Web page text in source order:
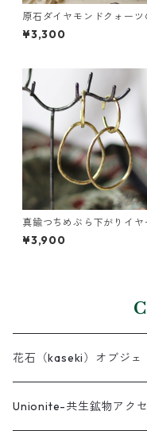
原石ダイヤモンドクォーツ
小枝ネックレス
¥3,300
真鍮つちめぶら下がりイヤ
カフ
¥3,900
花石（kaseki）オブジェ
Unionite-共生鉱物アク